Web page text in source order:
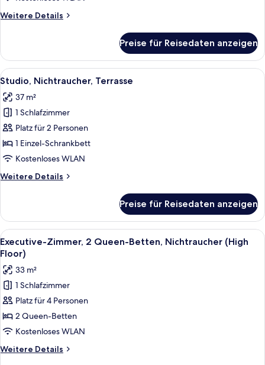
Floor)
Weitere Details
Weitere
Zimmer,
1 King-
Bett,
Stadtblick
(High
Floor)
Preise für Reisedaten anzeigen
Alle
Fotos
für
Studio,
Nichtraucher,
Terrasse
anzeigen
Ein modernes Hotelzimmer mit
4
Studio, Nichtraucher, Terrasse
37 m²
1 Schlafzimmer
Platz für 2 Personen
1 Einzel-Schrankbett
Kostenloses WLAN
Weitere Details
Weitere
Nichtraucher,
Terrasse
Preise für Reisedaten anzeigen
Alle
Fotos
für
Executive-
Zimmer,
2 Queen-
Betten,
Nichtraucher
(High
Floor)
Ein Hotelzimmer mit zwei Betten,
5
Executive-Zimmer, 2 Queen-Betten, Nichtraucher (High
Floor)
33 m²
1 Schlafzimmer
Platz für 4 Personen
2 Queen-Betten
Kostenloses WLAN
Weitere Details
Weitere